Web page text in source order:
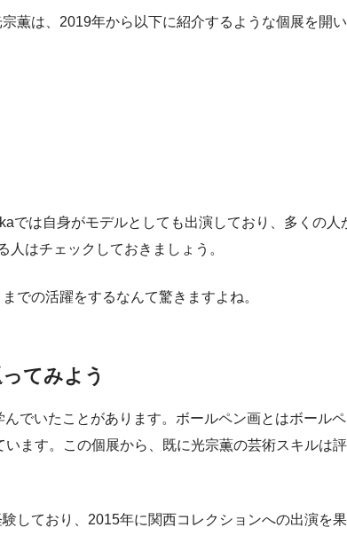
薫は、2019年から以下に紹介するような個展を開い
では自身がモデルとしても出演しており、多くの
はチェックしておきましょう。
での活躍をするなんて驚きますよね。
てみよう
でいたことがあります。ボールペン画とはボール
ます。この個展から、既に光宗薫の芸術スキルは
しており、2015年に関西コレクションへの出演を果